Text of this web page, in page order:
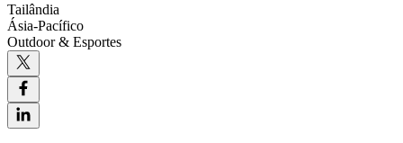
Tailândia
Ásia-Pacífico
Outdoor & Esportes